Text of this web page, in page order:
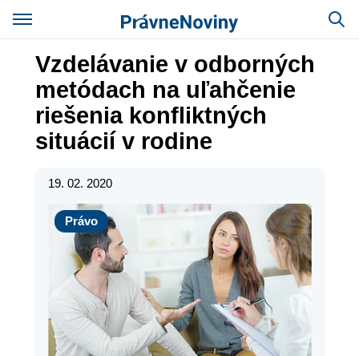
Vzdelávanie v odborných
metódach na uľahčenie
riešenia konfliktných
situácií v rodine
19. 02. 2020
Právo
Právo